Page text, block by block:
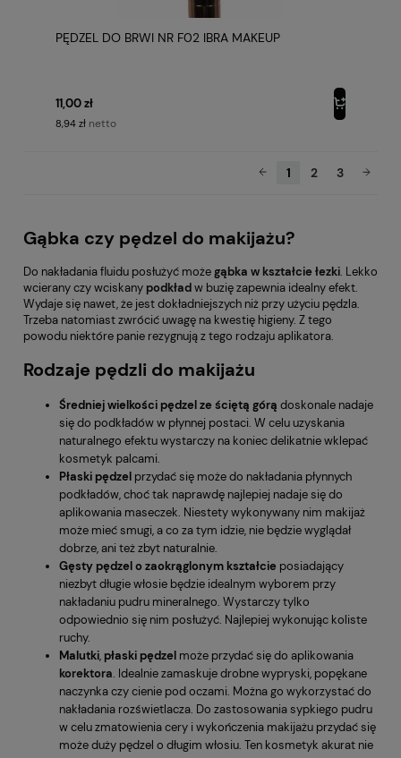
PĘDZEL DO BRWI NR F02 IBRA MAKEUP
11,00 zł
8,94 zł netto
1 2 3
Gąbka czy pędzel do makijażu?
Do nakładania fluidu posłużyć możegąbka w kształcie łezki. Lekko
wcierany czy wciskany podkładw buzię zapewnia idealny efekt.
Wydaje się nawet, że jest dokładniejszych niż przy użyciu pędzla.
Trzeba natomiast zwrócić uwagę na kwestię higieny. Z tego
powodu niektóre panie rezygnują z tego rodzaju aplikatora.
Rodzaje pędzli do makijażu
Średniejwielkości pędzel ze ściętą górą doskonale nadaje
się do podkładów w płynnej postaci. W celu uzyskania
naturalnego efektu wystarczy na koniec delikatnie wklepać
kosmetyk palcami.
Płaski pędzel przydać się może do nakładania płynnych
podkładów, choć tak naprawdę najlepiej nadaje się do
aplikowania maseczek. Niestety wykonywany nim makijaż
może mieć smugi, a co za tym idzie, nie będzie wyglądał
dobrze, ani też zbyt naturalnie.
Gęsty pędzelo zaokrąglonym kształcie posiadający
niezbyt długie włosie będzie idealnym wyborem przy
nakładaniu pudru mineralnego. Wystarczy tylko
odpowiednio się nim posłużyć. Najlepiej wykonując koliste
ruchy.
Malutki, płaski pędzel może przydać się do aplikowania
korektora. Idealnie zamaskuje drobne wypryski, popękane
naczynka czy cienie pod oczami. Można go wykorzystać do
nakładania rozświetlacza. Do zastosowania sypkiego pudru
w celu zmatowienia cery i wykończenia makijażu przydać się
może duży pędzel o długim włosiu. Ten kosmetyk akurat nie